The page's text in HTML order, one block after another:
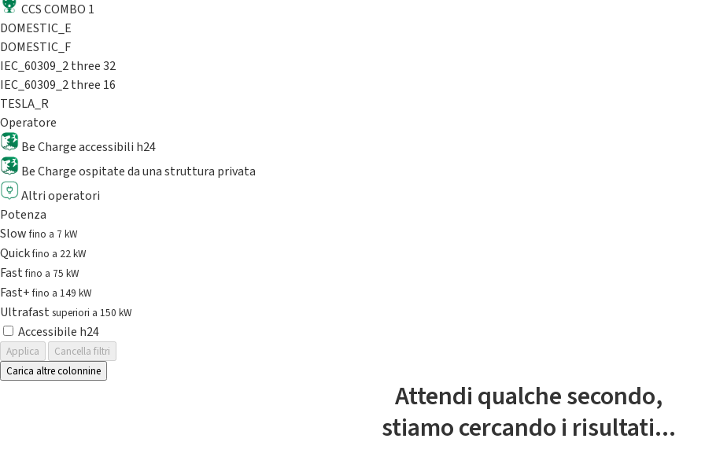
CCS COMBO 1
DOMESTIC_E
DOMESTIC_F
IEC_60309_2 three 32
IEC_60309_2 three 16
TESLA_R
Operatore
Be Charge accessibili h24
Be Charge ospitate da una struttura privata
Altri operatori
Potenza
Slowfino a 7 kW
Quickfino a 22 kW
Fastfino a 75 kW
Fast+fino a 149 kW
Ultrafast superiori a 150 kW
Accessibile h24
Applica
Cancella filtri
Carica altre colonnine
Attendi qualche secondo,
stiamo cercando i risultati...